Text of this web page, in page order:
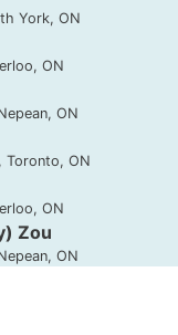
York, ON
ON
ON
Toronto, ON
ON
Zou
ON